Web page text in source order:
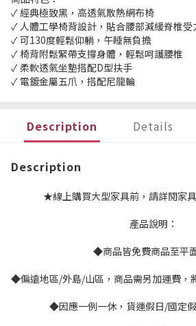
✓ 經典極致黑，高透氣散熱網布椅
✓ 人體工學椅背設計，貼合腰部減緩脊椎受
✓ 可130度輕鬆仰躺，午睡無負擔
✓ 椅背附鬆緊帶支撐身體，輕鬆呵護腰椎
✓ 柔軟透氣坐墊搭配D型扶手
✓ 電鍍金屬五爪，搭配尼龍輪
Description Details
Description
★線上購買大型家具前，請詳閱家
產品說明：
◆商品皆免費商品至平
◆偏遠地區/外島/山區，商品需另加運費，
◆因應一例一休，貨運假日/國定